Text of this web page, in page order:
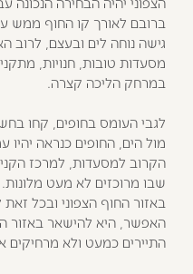
ברובם לאורך קו החוף ממש
גישה נוחה לים ובעצם, לרוב
מסעדות טובות, חנויות,
במרחק הליכה קצרה.
לגבי העומס בחופים, קחו
מול הים, החופים כנראה יהיו
הקרוב למסעדות, למרכז
שבו מרוכזים לא מעט
באזור החוף הצפוני ובכל
האפשר, היא להישאר באזור
התיירים כמעט ולא מרחיקים